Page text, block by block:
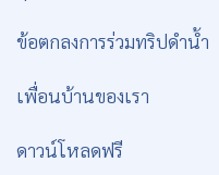
ข้อตกลงการร่วมทริปดำน้ำ
เพื่อนบ้านของเรา
ดาวน์โหลดฟรี